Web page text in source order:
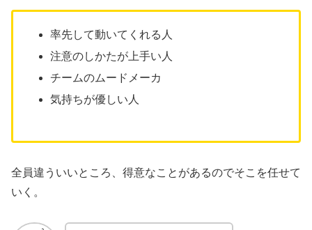
率先して動いてくれる人
注意のしかたが上手い人
チームのムードメーカ
気持ちが優しい人
全員違ういいところ、得意なことがあるのでそこを任せて
いく。